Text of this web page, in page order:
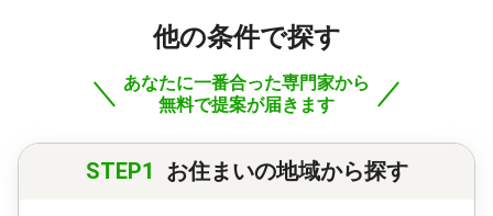
曜・祝日も事前にご連絡いただければ随時対応して
おります。 どんな些細なことでもお気軽にご相談く
加古川市、高砂市、神戸市
他の条件で探す
あなたに一番合った専門家から
無料で提案が届きます
STEP1 お住まいの地域から探す